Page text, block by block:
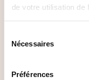
de votre utilisation de
Nécessaires
Préférences
CES